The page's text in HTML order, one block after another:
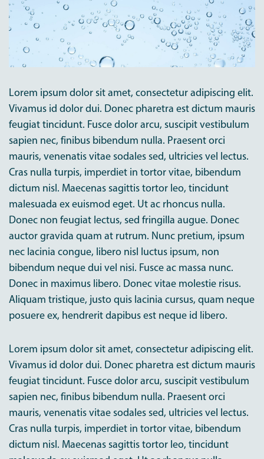
Lorem ipsum dolor sit amet, consectetur adipiscing elit.
Vivamus id dolor dui. Donec pharetra est dictum mauris
feugiat tincidunt. Fusce dolor arcu, suscipit vestibulum
sapien nec, finibus bibendum nulla. Praesent orci
mauris, venenatis vitae sodales sed, ultricies vel lectus.
Cras nulla turpis, imperdiet in tortor vitae, bibendum
dictum nisl. Maecenas sagittis tortor leo, tincidunt
malesuada ex euismod eget. Ut ac rhoncus nulla.
Donec non feugiat lectus, sed fringilla augue. Donec
auctor gravida quam at rutrum. Nunc pretium, ipsum
nec lacinia congue, libero nisl luctus ipsum, non
bibendum neque dui vel nisi. Fusce ac massa nunc.
Donec in maximus libero. Donec vitae molestie risus.
Aliquam tristique, justo quis lacinia cursus, quam neque
posuere ex, hendrerit dapibus est neque id libero.
Lorem ipsum dolor sit amet, consectetur adipiscing elit.
Vivamus id dolor dui. Donec pharetra est dictum mauris
feugiat tincidunt. Fusce dolor arcu, suscipit vestibulum
sapien nec, finibus bibendum nulla. Praesent orci
mauris, venenatis vitae sodales sed, ultricies vel lectus.
Cras nulla turpis, imperdiet in tortor vitae, bibendum
dictum nisl. Maecenas sagittis tortor leo, tincidunt